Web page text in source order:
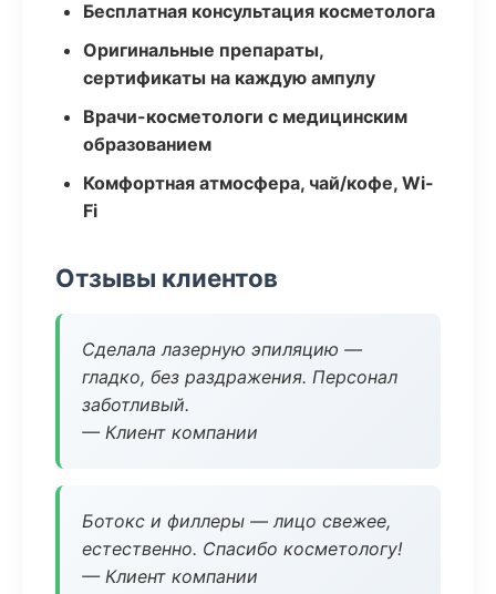
Бесплатная консультация косметолога
Оригинальные препараты,
сертификаты на каждую ампулу
Врачи-косметологи с медицинским
образованием
Комфортная атмосфера, чай/кофе, Wi-
Fi
Отзывы клиентов
Сделала лазерную эпиляцию —
гладко, без раздражения. Персонал
заботливый.
— Клиент компании
Ботокс и филлеры — лицо свежее,
естественно. Спасибо косметологу!
— Клиент компании